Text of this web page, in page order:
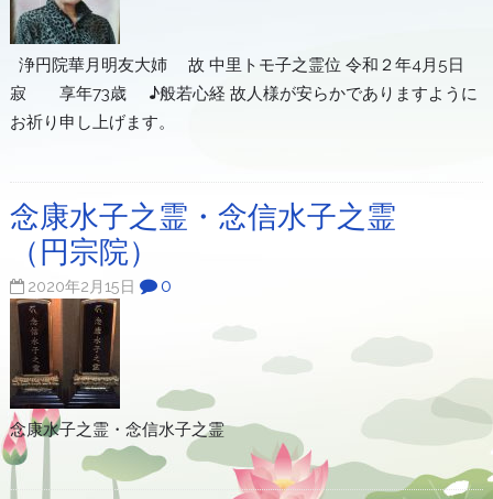
浄円院華月明友大姉 故 中里トモ子之霊位 令和２年4月5日
寂 享年73歳 ♪般若心経 故人様が安らかでありますように
お祈り申し上げます。
念康水子之霊・念信水子之霊
（円宗院）
2020年2月15日 0
念康水子之霊・念信水子之霊